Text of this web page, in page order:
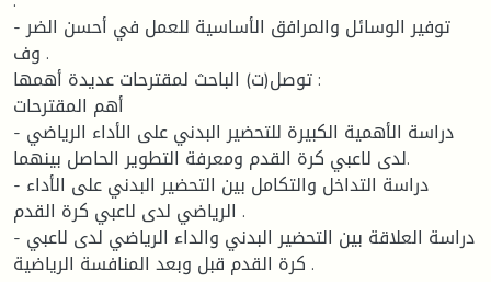
- توفير الوسائل والمرافق الأساسية للعمل في أحسن الضر
وف .
توصل(ت) الباحث لمقترحات عديدة أهمها :
أهم المقترحات
- دراسة الأهمية الكبيرة للتحضير البدني على الأداء الرياضي
لدى لاعبي كرة القدم ومعرفة التطوير الحاصل بينهما.
- دراسة التداخل والتكامل بين التحضير البدني على الأداء
الرياضي لدى لاعبي كرة القدم .
- دراسة العلاقة بين التحضير البدني والداء الرياضي لدى لاعبي
كرة القدم قبل وبعد المنافسة الرياضية .